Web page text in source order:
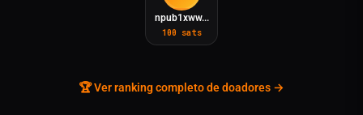
npub1xww...
100 sats
🏆 Ver ranking completo de doadores →